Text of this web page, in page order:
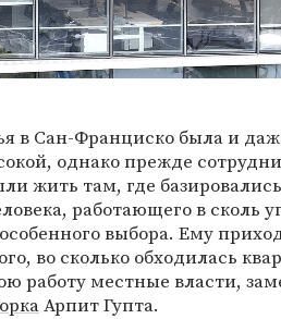
в Сан-Франциско была и
однако прежде
жить там, где
работающего в сколь
выбора. Ему
во сколько обходилась
работу местные власти,
Арпит Гупта.